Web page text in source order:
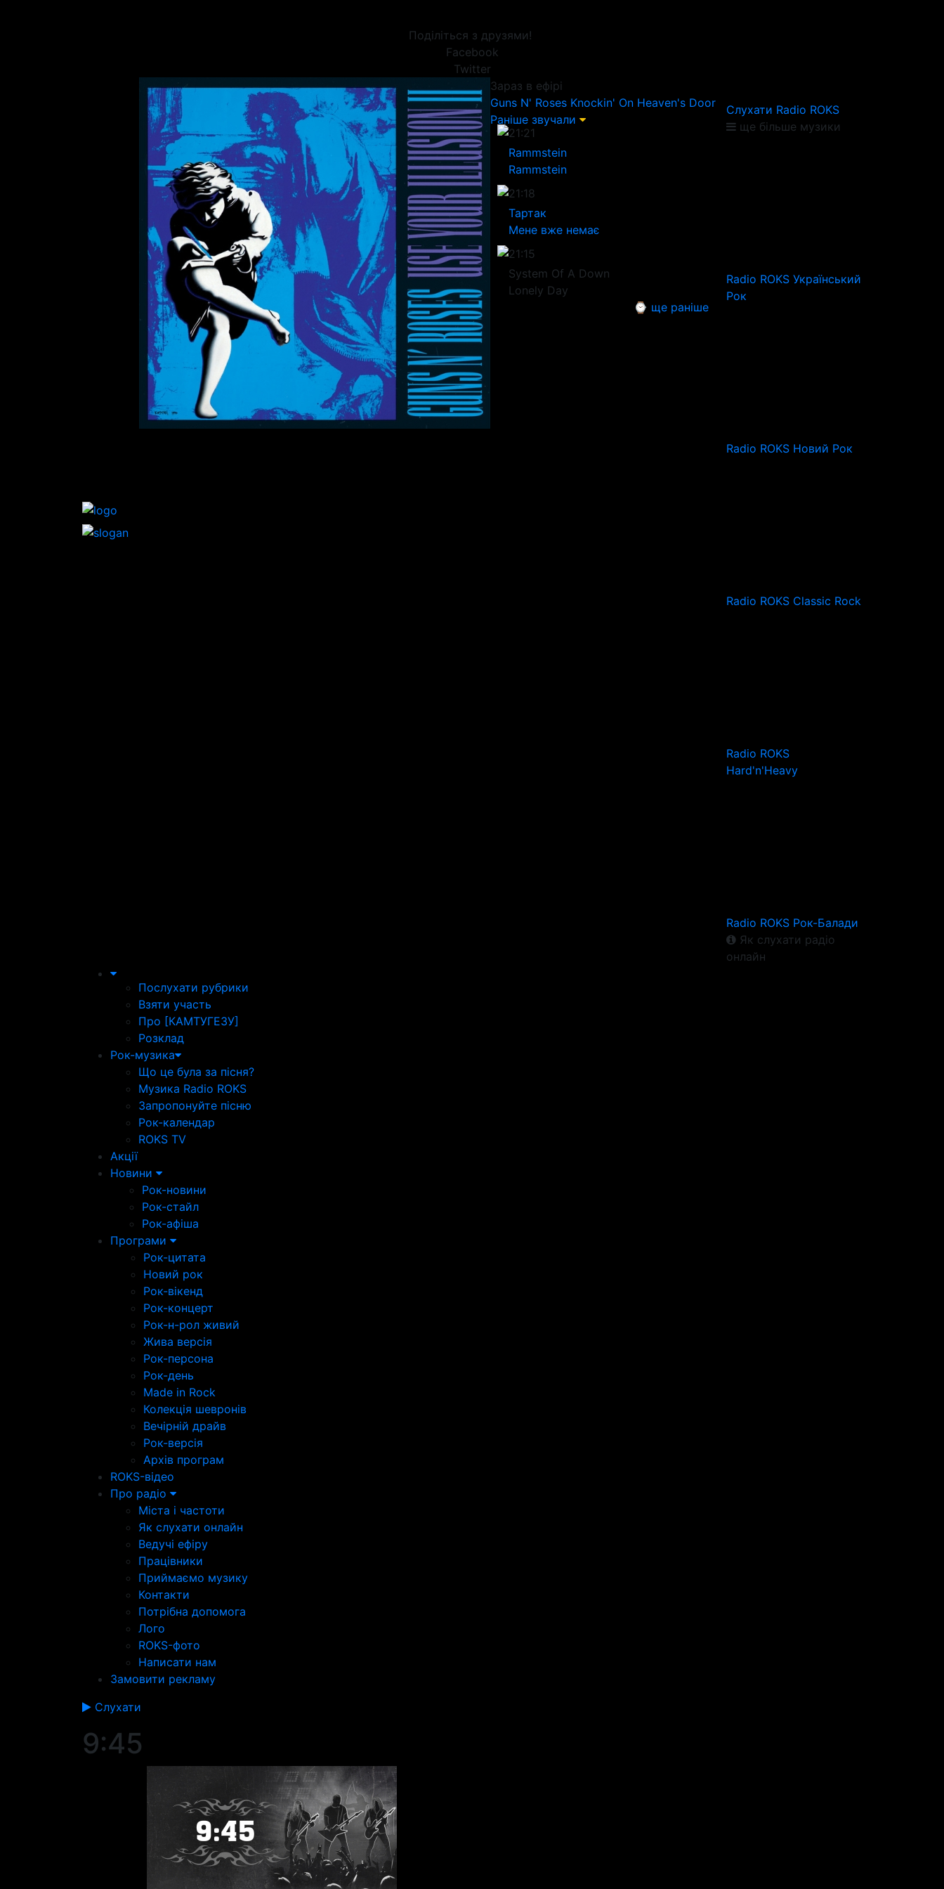
Поділіться з друзями!
Facebook
Twitter
Зараз в ефірі
Guns N' Roses Knockin' On Heaven's Door
Раніше звучали
21:21
Rammstein
Rammstein
21:18
Тартак
Мене вже немає
21:15
System Of A Down
Lonely Day
⌚ ще раніше
Слухати Radio ROKS
ще більше музики
Radio ROKS Український
Рок
Radio ROKS Новий Рок
Radio ROKS Classic Rock
Radio ROKS
Hard'n'Heavy
Radio ROKS Рок-Балади
Як слухати радіо
онлайн
Послухати рубрики
Взяти участь
Про [КАМТУГЕЗУ]
Розклад
Рок-музика
Що це була за пісня?
Музика Radio ROKS
Запропонуйте пісню
Рок-календар
ROKS TV
Акції
Новини
Рок-новини
Рок-стайл
Рок-афіша
Програми
Рок-цитата
Новий рок
Рок-вікенд
Рок-концерт
Рок-н-рол живий
Жива версія
Рок-персона
Рок-день
Made in Rock
Колекція шевронів
Вечірній драйв
Рок-версія
Архів програм
ROKS-відео
Про радіо
Міста і частоти
Як слухати онлайн
Ведучі ефіру
Працівники
Приймаємо музику
Контакти
Потрібна допомога
Лого
ROKS-фото
Написати нам
Замовити рекламу
Слухати
9:45